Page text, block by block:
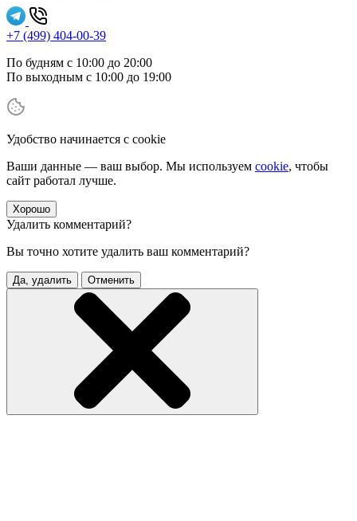
+7 (499) 404-00-39
По будням с 10:00 до 20:00
По выходным с 10:00 до 19:00
Удобство начинается с cookie
Ваши данные — ваш выбор. Мы используем cookie, чтобы
сайт работал лучше.
Хорошо
Удалить комментарий?
Вы точно хотите удалить ваш комментарий?
Да, удалить Отменить